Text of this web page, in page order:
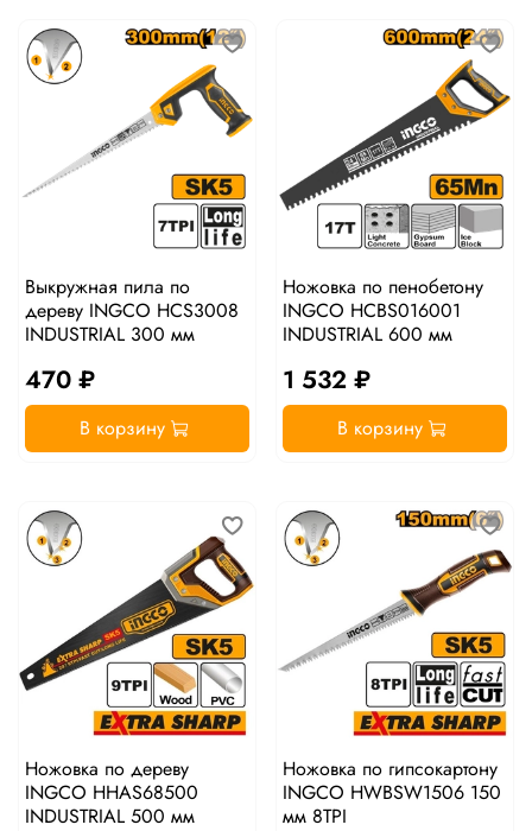
Выкружная пила по
дереву INGCO HCS3008
INDUSTRIAL 300 мм
470 ₽
В корзину
Ножовка по пенобетону
INGCO HCBS016001
INDUSTRIAL 600 мм
1 532 ₽
В корзину
Ножовка по дереву
INGCO HHAS68500
INDUSTRIAL 500 мм
Ножовка по гипсокартону
INGCO HWBSW1506 150
мм 8TPI